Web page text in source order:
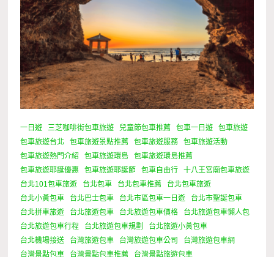
一日遊 三芝咖啡街包車旅遊 兒童節包車推薦 包車一日遊
包車旅遊
包車旅遊台北
包車旅遊景點推薦 包車旅遊服務
包車旅遊活動
包車旅遊熱門介紹
包車旅遊環島
包車旅遊環島推薦
包車旅遊耶誕優惠
包車旅遊耶誕節 包車自由行
十八王宮廟包車旅遊
台北101包車旅遊
台北包車 台北包車推薦
台北包車旅遊
台北小黃包車
台北巴士包車 台北市區包車一日遊
台北市聖誕包車
台北拼車旅遊
台北旅遊包車 台北旅遊包車價格
台北旅遊包車懶人包
台北旅遊包車行程
台北旅遊包車規劃
台北旅遊小黃包車
台北機場接送
台灣旅遊包車 台灣旅遊包車公司
台灣旅遊包車網
台灣景點包車
台灣景點包車推薦 台灣景點旅遊包車